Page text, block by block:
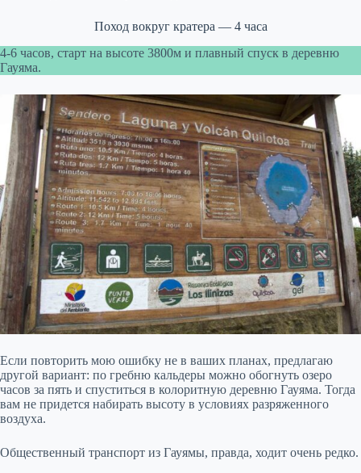
Поход вокруг кратера — 4 часа
4-6 часов, старт на высоте 3800м и плавный спуск в деревню
Гауяма.
Если повторить мою ошибку не в ваших планах, предлагаю
другой вариант: по гребню кальдеры можно обогнуть озеро
часов за пять и спуститься в колоритную деревню Гауяма. Тогда
вам не придется набирать высоту в условиях разряженного
воздуха.
Общественный транспорт из Гауямы, правда, ходит очень редко.